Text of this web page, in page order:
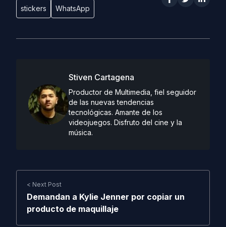
stickers WhatsApp
Stiven Cartagena
Productor de Multimedia, fiel seguidor
de las nuevas tendencias
tecnológicas. Amante de los
videojuegos. Disfruto del cine y la
música.
< Next Post
Demandan a Kylie Jenner por copiar un
producto de maquillaje